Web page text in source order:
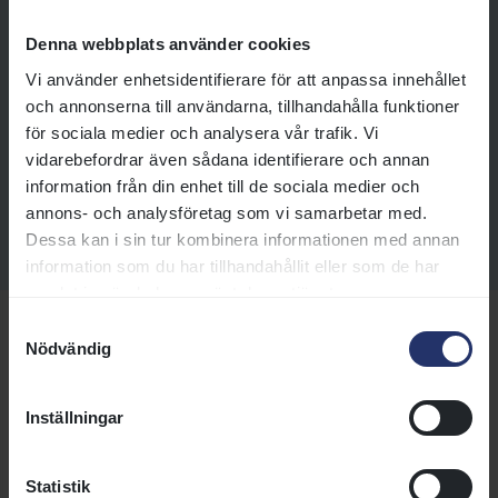
Denna webbplats använder cookies
Vi använder enhetsidentifierare för att anpassa innehållet
och annonserna till användarna, tillhandahålla funktioner
för sociala medier och analysera vår trafik. Vi
vidarebefordrar även sådana identifierare och annan
information från din enhet till de sociala medier och
annons- och analysföretag som vi samarbetar med.
Dessa kan i sin tur kombinera informationen med annan
information som du har tillhandahållit eller som de har
Nödvändig
Inställningar
Statistik
under tävlingsdagar. Utbudet
vilken dag det är och här kan du
läsa mer om vad som serveras
under respektive dagar.
Läs mer
Allt du behöver veta om
Ny inom galoppen? Här hittar du spännande
fakta och guider som hjälper dig att förstå